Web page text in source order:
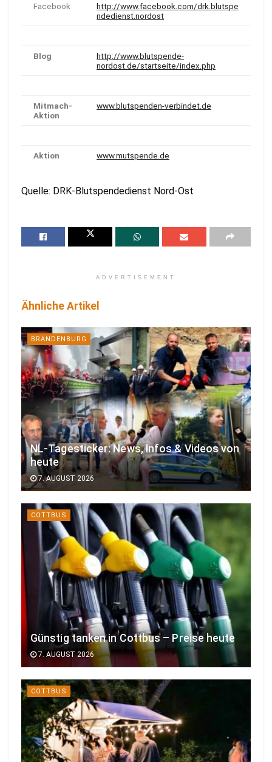
Facebook
http://www.facebook.com/drk.blutspe
ndedienst.nordost
Blog
http://www.blutspende-
nordost.de/startseite/index.php
Mitmach-
Aktion
www.blutspenden-verbindet.de
Aktion www.mutspende.de
Quelle: DRK-Blutspendedienst Nord-Ost
ADVERTISEMENT
Ähnliche Artikel
BRANDENBURG
NL-Tagesticker: News, Infos & Videos von
heute
7. AUGUST 2026
COTTBUS
Günstig tanken in Cottbus – Preise heute
7. AUGUST 2026
COTTBUS